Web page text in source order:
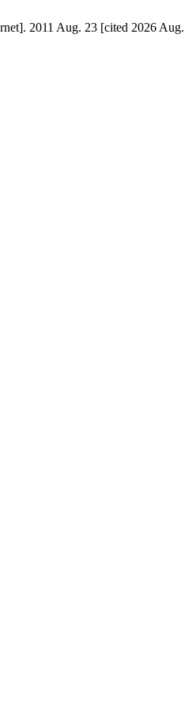
2011 Aug. 23 [cited 2026 Aug.